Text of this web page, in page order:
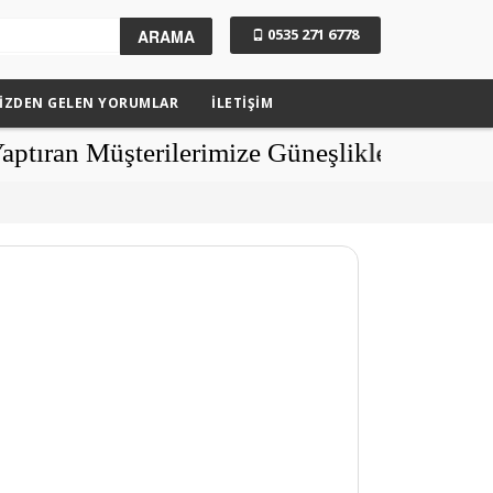
ARAMA 0535 271 6778
GELEN YORUMLAR İLETİŞİM
Güneşlikler Hediye -